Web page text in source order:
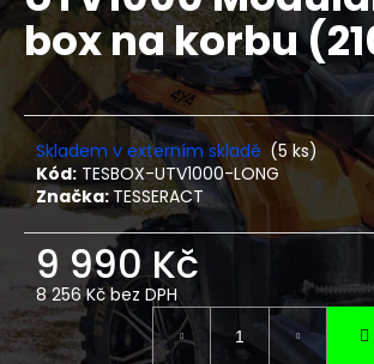
0,0
hvězdiček.
box na korbu
Skladem v externím skladě (5 ks)
Kód: TESBOX-UTV1000-LONG
Značka: TESSERACT
9 990 Kč
8 256 Kč bez DPH
Měrná
cena:
a
j
í
t
?